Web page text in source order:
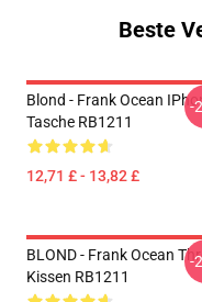
Beste
Blond - Frank Ocean
Tasche RB1211
12,71 £ - 13,82 £
-
BLOND - Frank Ocean
Kissen RB1211
-